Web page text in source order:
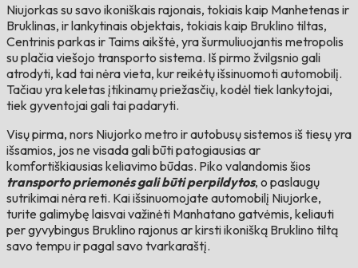
Niujorkas su savo ikoniškais rajonais, tokiais kaip Manhetenas ir
Bruklinas, ir lankytinais objektais, tokiais kaip Bruklino tiltas,
Centrinis parkas ir Taims aikštė, yra šurmuliuojantis metropolis
su plačia viešojo transporto sistema. Iš pirmo žvilgsnio gali
atrodyti, kad tai nėra vieta, kur reikėtų išsinuomoti automobilį.
Tačiau yra keletas įtikinamų priežasčių, kodėl tiek lankytojai,
tiek gyventojai gali tai padaryti.
Visų pirma, nors Niujorko metro ir autobusų sistemos iš tiesų yra
išsamios, jos ne visada gali būti patogiausias ar
komfortiškiausias keliavimo būdas. Piko valandomis šios
transporto priemonės gali būti perpildytos, o paslaugų
sutrikimai nėra reti. Kai išsinuomojate automobilį Niujorke,
turite galimybę laisvai važinėti Manhatano gatvėmis, keliauti
per gyvybingus Bruklino rajonus ar kirsti ikonišką Bruklino tiltą
savo tempu ir pagal savo tvarkaraštį.